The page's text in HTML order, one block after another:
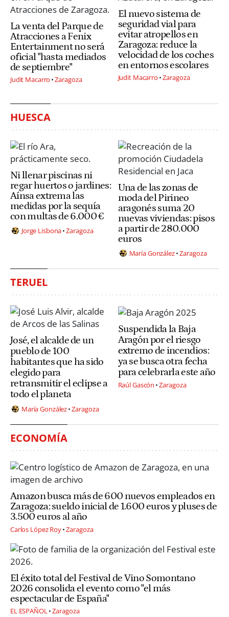
La venta del Parque de
Atracciones a Fenix
Entertainment no será
oficial "hasta mediados
de septiembre"
Judit Macarro Zaragoza
El nuevo sistema de
seguridad vial para
evitar atropellos en
Zaragoza: reduce la
velocidad de los coches
en entornos escolares
Judit Macarro Zaragoza
HUESCA
Ni llenar piscinas ni
regar huertos o jardines:
Aínsa extrema las
medidas por la sequía
con multas de 6.000 €
Jorge Lisbona Zaragoza
Una de las zonas de
moda del Pirineo
aragonés suma 20
nuevas viviendas: pisos
a partir de 280.000
euros
María González Zaragoza
TERUEL
José, el alcalde de un
pueblo de 100
habitantes que ha sido
elegido para
retransmitir el eclipse a
todo el planeta
María González Zaragoza
Suspendida la Baja
Aragón por el riesgo
extremo de incendios:
ya se busca otra fecha
para celebrarla este año
Raúl Gascón Zaragoza
ECONOMÍA
Amazon busca más de 600 nuevos empleados en
Zaragoza: sueldo inicial de 1.600 euros y pluses de
3.500 euros al año
Carlos López Roy Zaragoza
El éxito total del Festival de Vino Somontano
2026 consolida el evento como "el más
espectacular de España"
EL ESPAÑOL Zaragoza